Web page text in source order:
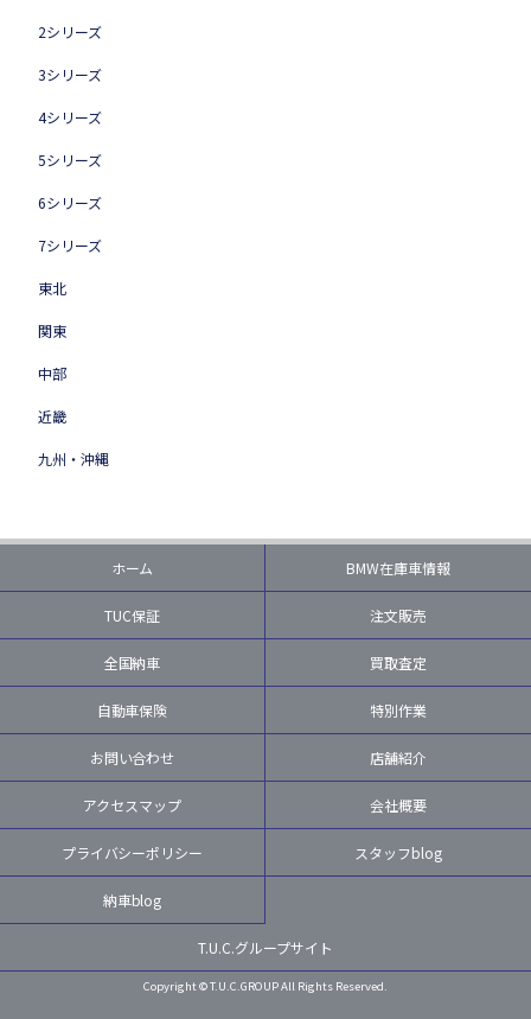
2シリーズ
3シリーズ
4シリーズ
5シリーズ
6シリーズ
7シリーズ
東北
関東
中部
近畿
九州・沖縄
ホーム BMW在庫車情報
TUC保証 注文販売
全国納車 買取査定
自動車保険 特別作業
お問い合わせ 店舗紹介
アクセスマップ 会社概要
プライバシーポリシー スタッフblog
納車blog
T.U.C.グループサイト
Copyright © T.U.C.GROUP All Rights Reserved.